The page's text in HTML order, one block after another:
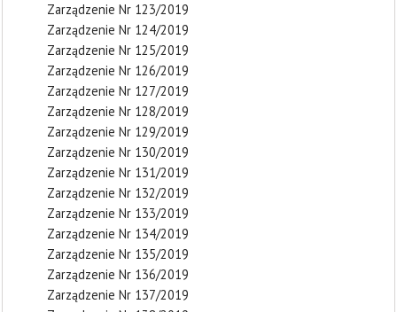
Zarządzenie Nr 123/2019
Zarządzenie Nr 124/2019
Zarządzenie Nr 125/2019
Zarządzenie Nr 126/2019
Zarządzenie Nr 127/2019
Zarządzenie Nr 128/2019
Zarządzenie Nr 129/2019
Zarządzenie Nr 130/2019
Zarządzenie Nr 131/2019
Zarządzenie Nr 132/2019
Zarządzenie Nr 133/2019
Zarządzenie Nr 134/2019
Zarządzenie Nr 135/2019
Zarządzenie Nr 136/2019
Zarządzenie Nr 137/2019